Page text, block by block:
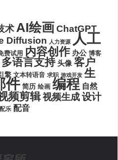
术AI绘画ChatGPT
Diffusion 人力资源 人工
费试用 内容创作 办公 博客
多语言支持 头像 客户
擎 文本转语音 求职 游戏开发 生
件 简历 绘画 编程 自然
频剪辑视频生成设计
配乐 配音